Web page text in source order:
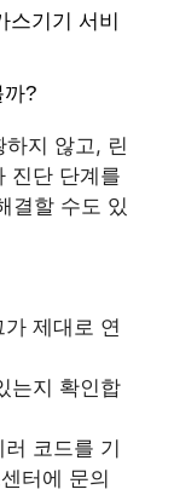
스기기 서비
까?
하지 않고, 린
진단 단계를
결할 수도 있
제대로 연
는지 확인합
코드를 기
터에 문의